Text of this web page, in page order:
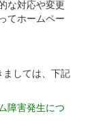
な対応や変更
てホームペー
しては、下記
障害発生につ